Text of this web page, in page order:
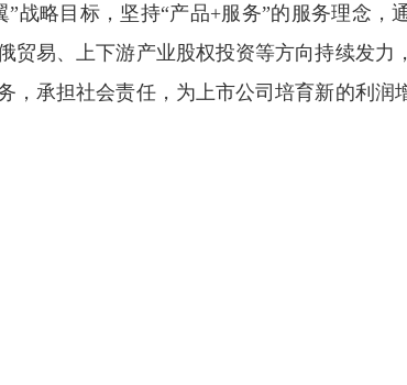
略目标，坚持“产品+服务”的服务理念，
贸易、上下游产业股权投资等方向持续发力
，承担社会责任，为上市公司培育新的利润